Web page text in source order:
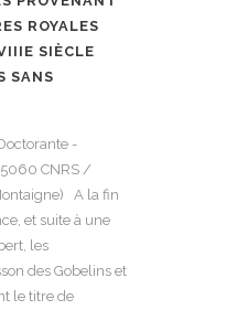
ROYALES
SIÈCLE
SANS
-
5060 CNRS /
A la fin
et suite à une
les
des Gobelins et
le titre de